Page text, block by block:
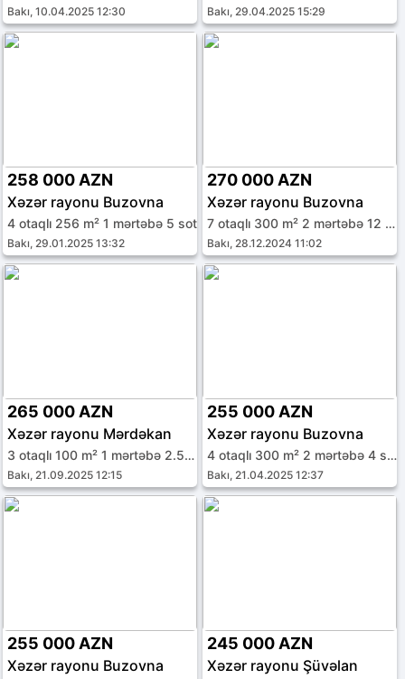
Bakı, 10.04.2025 12:30 Bakı, 29.04.2025 15:29
258 000 AZN
Xəzər rayonu Buzovna
4 otaqlı 256 m² 1 mərtəbə 5 sot
Bakı, 29.01.2025 13:32
270 000 AZN
Xəzər rayonu Buzovna
7 otaqlı 300 m² 2 mərtəbə 12 sot
Bakı, 28.12.2024 11:02
265 000 AZN
Xəzər rayonu Mərdəkan
3 otaqlı 100 m² 1 mərtəbə 2.5 sot
Bakı, 21.09.2025 12:15
255 000 AZN
Xəzər rayonu Buzovna
4 otaqlı 300 m² 2 mərtəbə 4 sot
Bakı, 21.04.2025 12:37
255 000 AZN
Xəzər rayonu Buzovna
245 000 AZN
Xəzər rayonu Şüvəlan